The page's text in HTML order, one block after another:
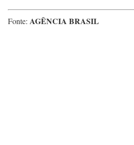
Fonte: AGÊNCIA BRASIL